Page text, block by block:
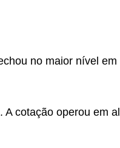
no maior nível em
cotação operou em